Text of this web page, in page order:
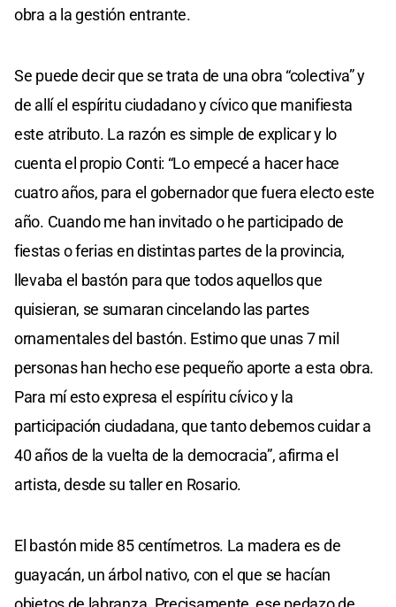
obra a la gestión entrante.
Se puede decir que se trata de una obra “colectiva” y
de allí el espíritu ciudadano y cívico que manifiesta
este atributo. La razón es simple de explicar y lo
cuenta el propio Conti: “Lo empecé a hacer hace
cuatro años, para el gobernador que fuera electo este
año. Cuando me han invitado o he participado de
fiestas o ferias en distintas partes de la provincia,
llevaba el bastón para que todos aquellos que
quisieran, se sumaran cincelando las partes
ornamentales del bastón. Estimo que unas 7 mil
personas han hecho ese pequeño aporte a esta obra.
Para mí esto expresa el espíritu cívico y la
participación ciudadana, que tanto debemos cuidar a
40 años de la vuelta de la democracia”, afirma el
artista, desde su taller en Rosario.
El bastón mide 85 centímetros. La madera es de
guayacán, un árbol nativo, con el que se hacían